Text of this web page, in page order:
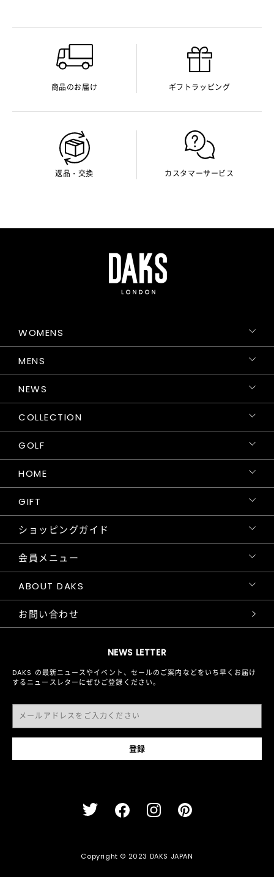
商品のお届け ギフトラッピング
返品・交換 カスタマーサービス
NEWS LETTER
DAKS の最新ニュースやイベント、セールのご案内などをいち早くお届け
するニュースレターにぜひご登録ください。
WOMENS
MENS
NEWS
COLLECTION
GOLF
HOME
GIFT
ショッピングガイド
会員メニュー
ABOUT DAKS
お問い合わせ
Copyright © 2023 DAKS JAPAN